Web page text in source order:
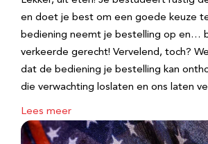
en doet je best om een goede keuze
bediening neemt je bestelling op en…
verkeerde gerecht! Vervelend, toch?
dat de bediening je bestelling kan
die verwachting loslaten en ons laten
Lees meer